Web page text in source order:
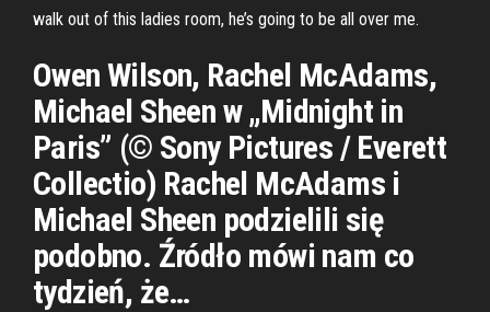
walk out of this ladies room, he’s going to be all over me.
Owen Wilson, Rachel McAdams,
Michael Sheen w „Midnight in
Paris” (© Sony Pictures / Everett
Collectio) Rachel McAdams i
Michael Sheen podzielili się
podobno. Źródło mówi nam co
tydzień, że…